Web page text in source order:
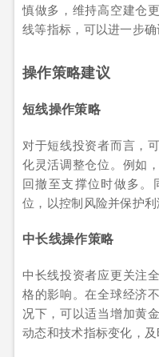
慎做多，维持高空建仓
线等指标，可以进一步确
操作策略建议
短线操作策略
对于短线投资者而言，
化灵活调整仓位。例如
回撤至支撑位时做多。
位，以控制风险并保护利
中长线操作策略
中长线投资者应更关注
格的影响。在全球经济
况下，可以适当增加黄
动态和技术指标变化，及